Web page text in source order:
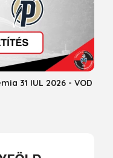
31 IUL 2026 - VOD